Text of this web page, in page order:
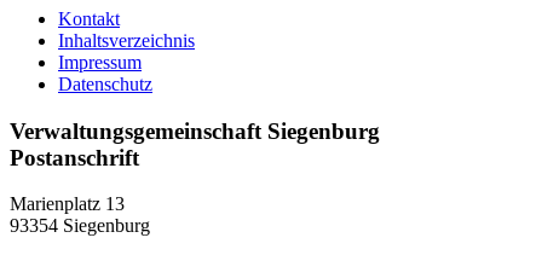
Kontakt
Inhaltsverzeichnis
Impressum
Datenschutz
Verwaltungsgemeinschaft Siegenburg
Postanschrift
Marienplatz 13
93354 Siegenburg